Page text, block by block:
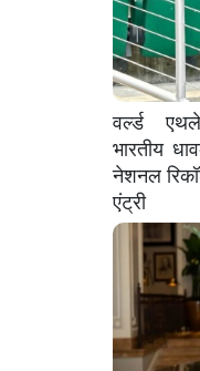
वर्ल्ड
भारतीय
नेशनल
एंट्री